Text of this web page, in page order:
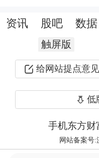
位，让它成为
同合作方，也
根据招股书，公
资讯 股吧 数据
触屏版
给网站提点意见
低
手机东方财
网站备案号: